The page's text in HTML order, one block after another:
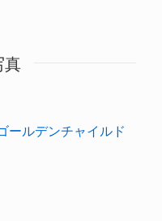
真
ールデンチャイルド